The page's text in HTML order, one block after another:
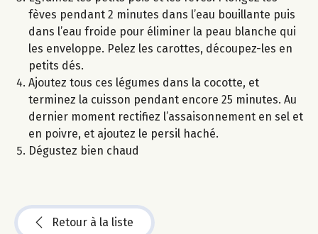
fèves pendant 2 minutes dans l’eau bouillante puis
dans l’eau froide pour éliminer la peau blanche qui
les enveloppe. Pelez les carottes, découpez-les en
petits dés.
Ajoutez tous ces légumes dans la cocotte, et
terminez la cuisson pendant encore 25 minutes. Au
dernier moment rectifiez l’assaisonnement en sel et
en poivre, et ajoutez le persil haché.
Dégustez bien chaud
Retour à la liste